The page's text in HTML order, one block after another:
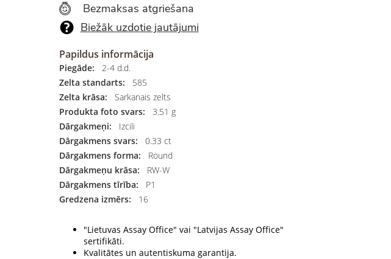
Bezmaksas atgriešana
Biežāk uzdotie jautājumi
Papildus informācija
Piegāde:
2-4 d.d.
Zelta standarts:
585
Zelta krāsa:
Sarkanais zelts
Produkta foto svars:
3.51 g
Dārgakmeņi:
Izcili
Dārgakmens svars:
0.33 ct
Dārgakmens forma:
Round
Dārgakmeņu krāsa:
RW-W
Dārgakmens tīrība:
P1
Gredzena izmērs:
16
"Lietuvas Assay Office" vai "Latvijas Assay Office"
sertifikāti.
Kvalitātes un autentiskuma garantija.